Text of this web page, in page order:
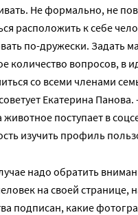
Не формально, не
расположить к себе
по-дружески. Задать
количество вопросов, в
со всеми членами
Екатерина Панова.
поступает в
изучить профиль
надо обратить
на своей странице,
подписан, какие